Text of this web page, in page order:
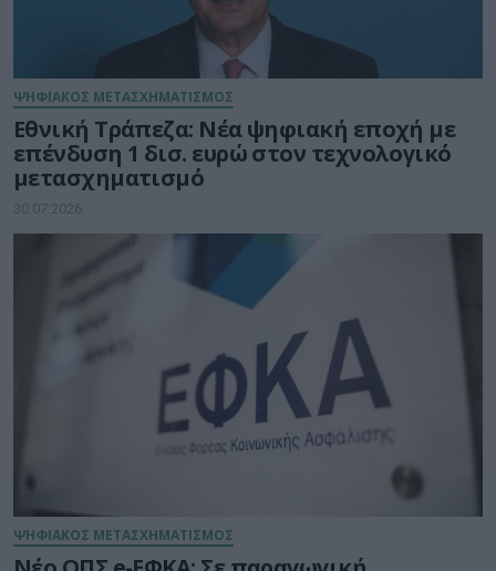
ΨΗΦΙΑΚΟΣ ΜΕΤΑΣΧΗΜΑΤΙΣΜΟΣ
Εθνική Τράπεζα: Νέα ψηφιακή εποχή με
επένδυση 1 δισ. ευρώ στον τεχνολογικό
μετασχηματισμό
30.07.2026
ΨΗΦΙΑΚΟΣ ΜΕΤΑΣΧΗΜΑΤΙΣΜΟΣ